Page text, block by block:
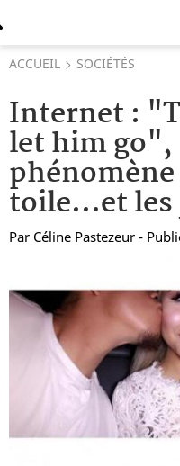
ACCUEIL SOCIÉTÉS
Internet :
let him go",
toile...et les
Par Céline Pastezeur -